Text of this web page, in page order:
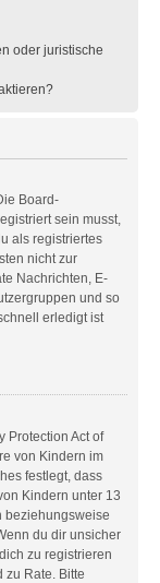
oder juristische
Board-
sein musst,
als registriertes
nicht zur
Nachrichten, E-
und so
erledigt ist
Protection Act of
von Kindern im
festlegt, dass
Kindern unter 13
beziehungsweise
du dir unsicher
zu registrieren
zu Rate. Bitte